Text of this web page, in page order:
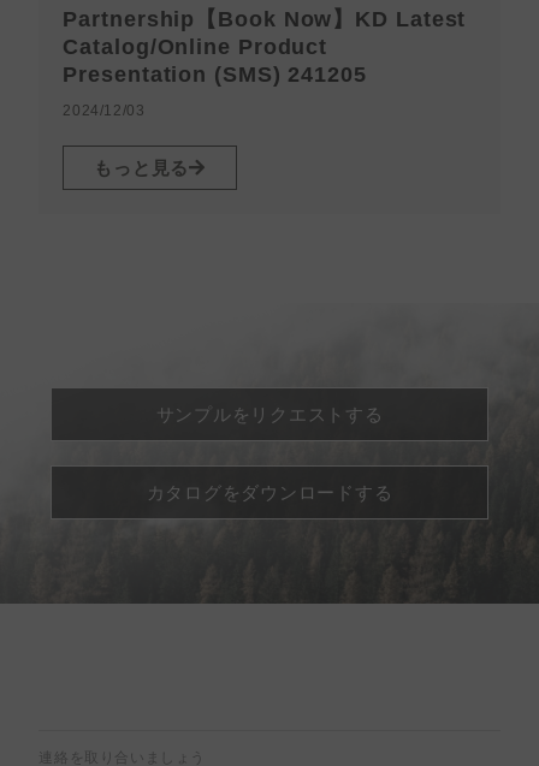
Partnership【Book Now】KD Latest
Catalog/Online Product
Presentation (SMS) 241205
2024/12/03
もっと見る
サンプルをリクエストする
カタログをダウンロードする
連絡を取り合いましょう